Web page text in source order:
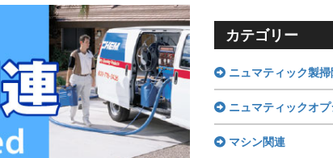
カテゴリー
ニュマティック製掃
ニュマティックオプ
マシン関連